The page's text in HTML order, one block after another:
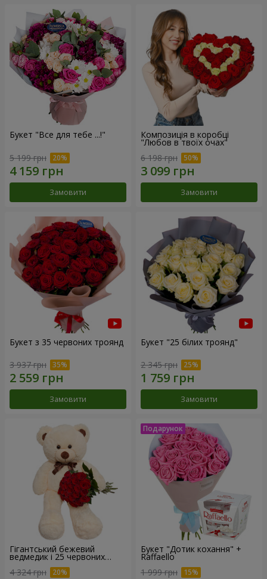
Букет "Все для тебе ...!"
5 199 грн
Замовити
Композиція в коробці
"Любов в твоїх очах"
6 198 грн
Замовити
Букет з 35 червоних троянд
3 937 грн
Замовити
Букет "25 білих троянд"
2 345 грн
Замовити
Гігантський бежевий
ведмедик і 25 червоних
троянд
4 324 грн
Букет "Дотик кохання" +
Raffaello
1 999 грн